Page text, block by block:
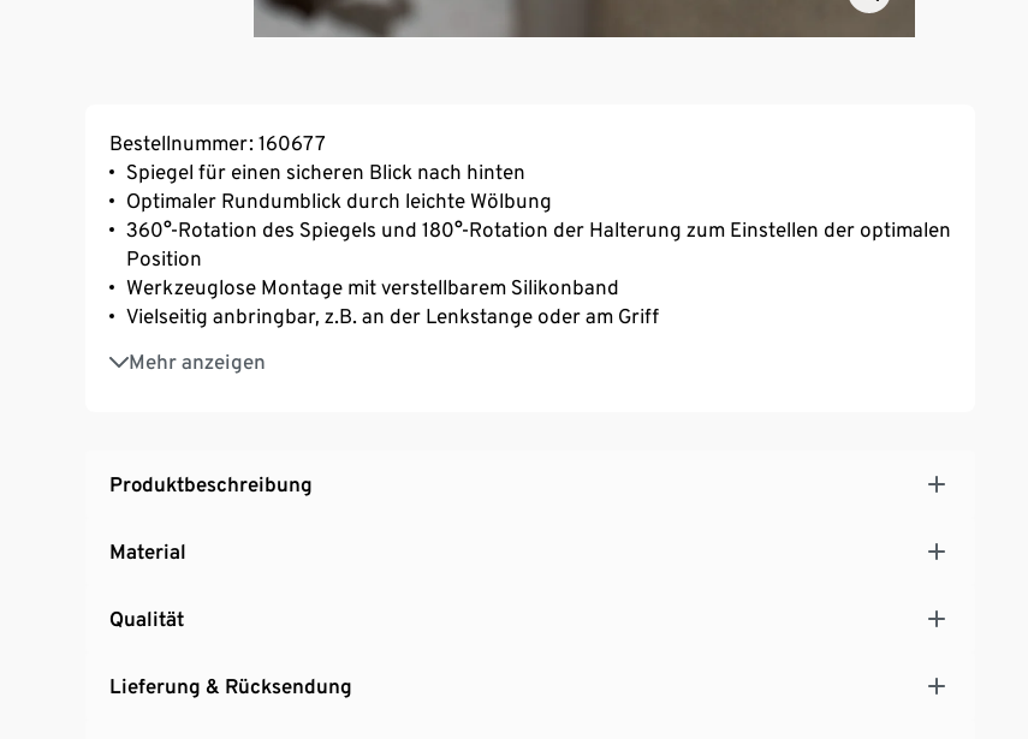
Bestellnummer: 160677
Spiegel für einen sicheren Blick nach hinten
Optimaler Rundumblick durch leichte Wölbung
360°-Rotation des Spiegels und 180°-Rotation der Halterung zum Einstellen der optimalen
Position
Werkzeuglose Montage mit verstellbarem Silikonband
Vielseitig anbringbar, z.B. an der Lenkstange oder am Griff
Mehr anzeigen
Spiegeldurchmesser ca. 5 cm
Produktbeschreibung
Material
Qualität
Lieferung & Rücksendung